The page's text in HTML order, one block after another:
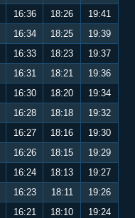
16:36 18:26
19:41
16:34 18:25
19:39
16:33 18:23
19:37
16:31 18:21
19:36
16:30 18:20
19:34
16:28 18:18
19:32
16:27 18:16
19:30
16:26 18:15
19:29
16:24 18:13
19:27
16:23 18:11
19:26
16:21 18:10
19:24